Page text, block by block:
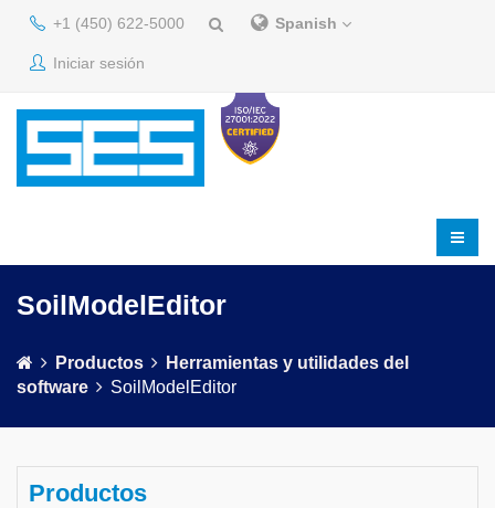
+1 (450) 622-5000 Spanish
Iniciar sesión
SoilModelEditor
Productos
Herramientas y utilidades del
software
SoilModelEditor
Productos